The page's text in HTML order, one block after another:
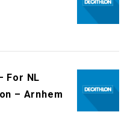
For NL
– Arnhem